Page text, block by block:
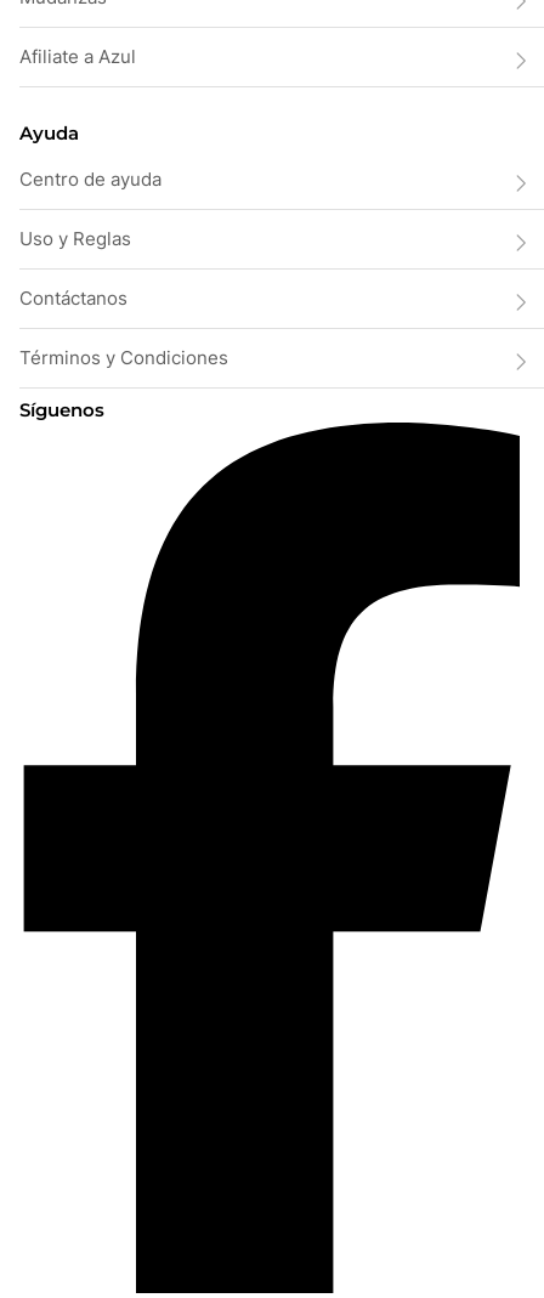
Afiliate a Azul
Ayuda
Centro de ayuda
Uso y Reglas
Contáctanos
Términos y Condiciones
Síguenos